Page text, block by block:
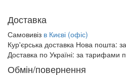
Доставка
Самовивіз в Києві (офіс)
Кур'єрська доставка Нова пошта:
Доставка по Україні: за тарифами
Обмін/повернення